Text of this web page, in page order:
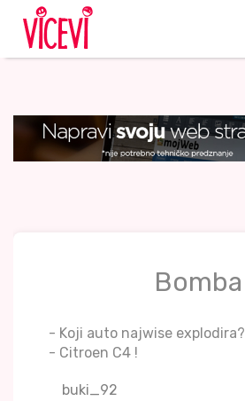
Bomba
- Koji auto najwise explodira?
- Citroen C4 !
buki_92